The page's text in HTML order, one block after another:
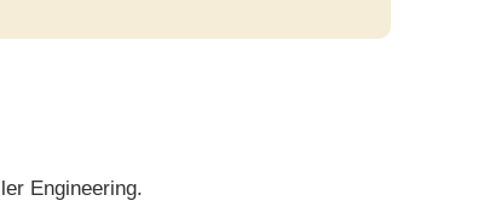
Engineering.